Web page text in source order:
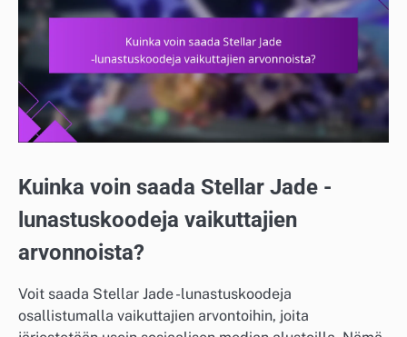
Kuinka voin saada Stellar Jade -
lunastuskoodeja vaikuttajien
arvonnoista?
Voit saada Stellar Jade -lunastuskoodeja
osallistumalla vaikuttajien arvontoihin, joita